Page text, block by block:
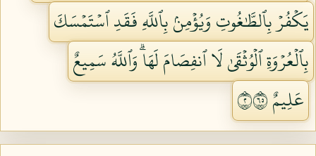
يَكۡفُرۡ بِٱلطَّٰغُوتِ وَيُؤۡمِنۢ بِٱللَّهِ فَقَدِ ٱسۡتَمۡسَكَ
بِٱلۡعُرۡوَةِ ٱلۡوُثۡقَىٰ لَا ٱنفِصَامَ لَهَاۗ وَٱللَّهُ سَمِيعٌ
عَلِيمٌ ٢٥٦